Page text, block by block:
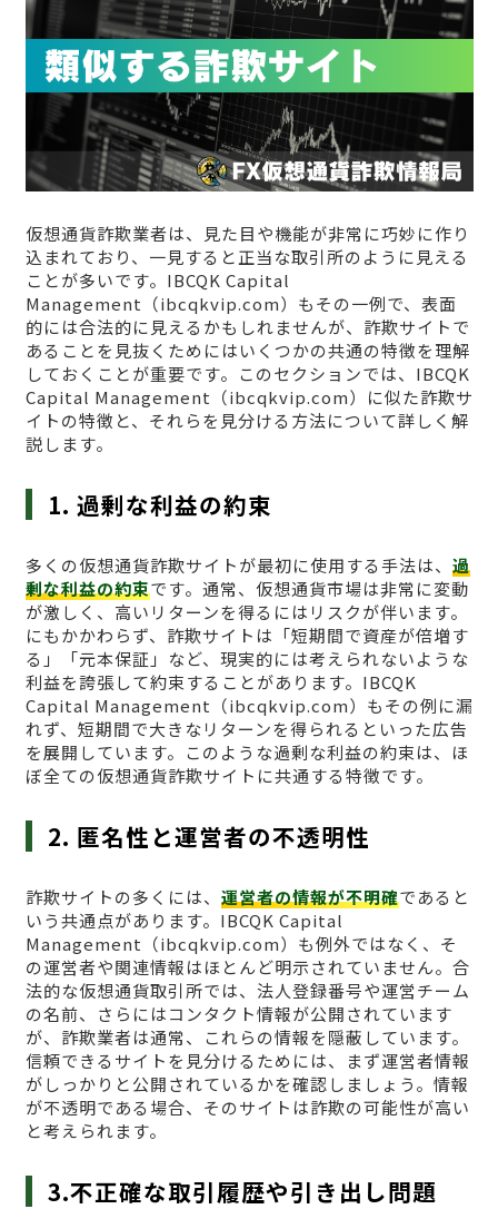
仮想通貨詐欺業者は、見た目や機能が非常に巧妙に作り
込まれており、一見すると正当な取引所のように見える
ことが多いです。IBCQK Capital
Management（ibcqkvip.com）もその一例で、表面
的には合法的に見えるかもしれませんが、詐欺サイトで
あることを見抜くためにはいくつかの共通の特徴を理解
しておくことが重要です。このセクションでは、IBCQK
Capital Management（ibcqkvip.com）に似た詐欺サ
イトの特徴と、それらを見分ける方法について詳しく解
説します。
1. 過剰な利益の約束
多くの仮想通貨詐欺サイトが最初に使用する手法は、 過
剰な利益の約束です。通常、仮想通貨市場は非常に変動
が激しく、高いリターンを得るにはリスクが伴います。
にもかかわらず、詐欺サイトは「短期間で資産が倍増す
る」「元本保証」など、現実的には考えられないような
利益を誇張して約束することがあります。IBCQK
Capital Management（ibcqkvip.com）もその例に漏
れず、短期間で大きなリターンを得られるといった広告
を展開しています。このような過剰な利益の約束は、ほ
ぼ全ての仮想通貨詐欺サイトに共通する特徴です。
2. 匿名性と運営者の不透明性
詐欺サイトの多くには、 運営者の情報が不明確であると
いう共通点があります。IBCQK Capital
Management（ibcqkvip.com）も例外ではなく、そ
の運営者や関連情報はほとんど明示されていません。合
法的な仮想通貨取引所では、法人登録番号や運営チーム
の名前、さらにはコンタクト情報が公開されています
が、詐欺業者は通常、これらの情報を隠蔽しています。
信頼できるサイトを見分けるためには、まず運営者情報
がしっかりと公開されているかを確認しましょう。情報
が不透明である場合、そのサイトは詐欺の可能性が高い
と考えられます。
3.不正確な取引履歴や引き出し問題